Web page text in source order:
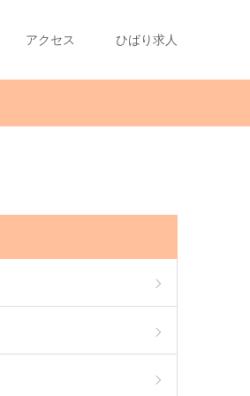
アクセス ひばり求人